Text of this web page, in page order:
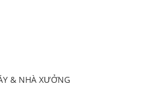
& NHÀ XƯỞNG